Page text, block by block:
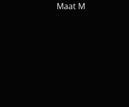
Maat M